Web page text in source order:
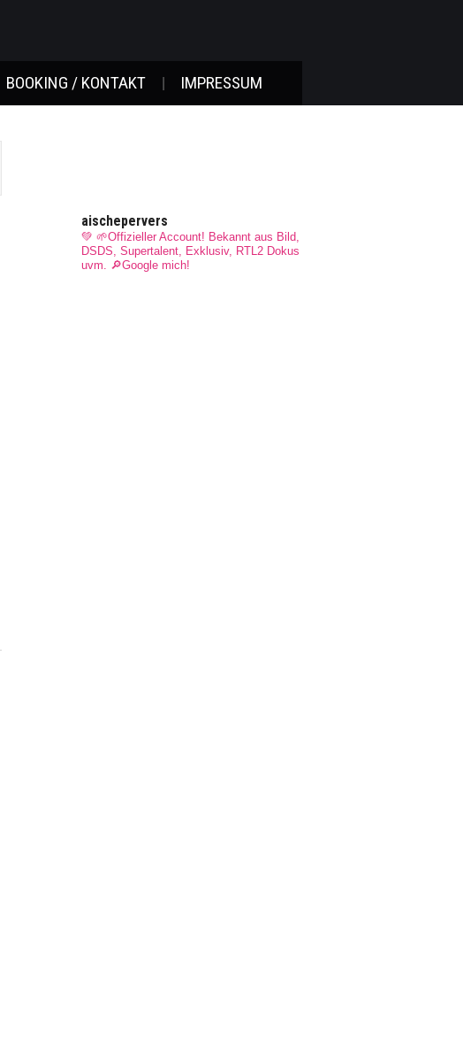
BOOKING / KONTAKT IMPRESSUM
aischepervers
💚 🌱Offizieller Account! Bekannt aus Bild,
DSDS, Supertalent, Exklusiv, RTL2 Dokus
uvm. 🔎Google mich!